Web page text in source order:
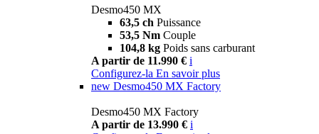
Desmo450 MX
63,5 ch Puissance
53,5 Nm Couple
104,8 kg Poids sans carburant
A partir de 11.990 € i
Configurez-la En savoir plus
new Desmo450 MX Factory
Desmo450 MX Factory
A partir de 13.990 € i